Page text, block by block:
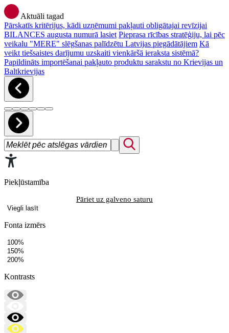
Aktuāli tagad
Pārskatīs kritērijus, kādi uzņēmumi pakļauti obligātajai revīzijai
BILANCES augusta numurā lasiet Pieprasa rīcības stratēģiju, lai pēc
veikalu "MERE" slēgšanas palīdzētu Latvijas piegādātājiem Kā
veikt tiešsaistes darījumu uzskaiti vienkāršā ieraksta sistēmā?
Papildināts importēšanai pakļauto produktu sarakstu no Krievijas un
Baltkrievijas
Piekļūstamība
Pāriet uz galveno saturu
Viegli lasīt
Fonta izmērs
100%
150%
200%
Kontrasts